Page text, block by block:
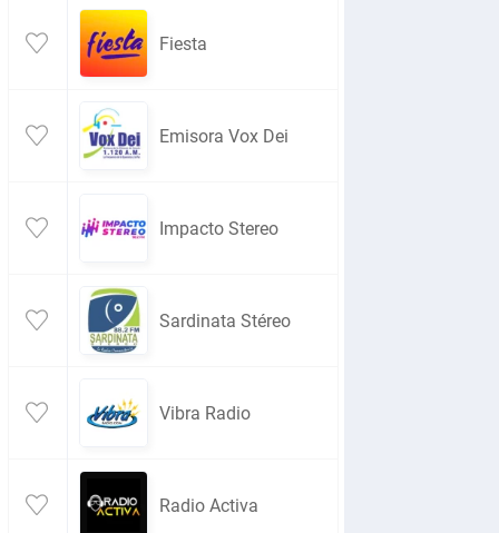
Fiesta
Emisora Vox Dei
Impacto Stereo
Sardinata Stéreo
Vibra Radio
Radio Activa